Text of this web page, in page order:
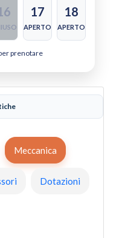
17
APERTO
18
APERTO
prenotare
Meccanica
Dotazioni